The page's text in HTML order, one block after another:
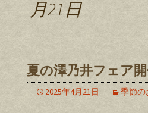
月21日
夏の澤乃井フェア
2025年4月21日 季節の